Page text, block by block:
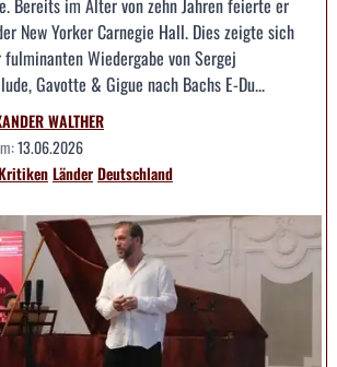
Bereits im Alter von zehn Jahren feierte er
New Yorker Carnegie Hall. Dies zeigte sich
Wiedergabe von Sergej
Gavotte & Gigue nach Bachs E-Du...
WALTHER
13.06.2026
LänderDeutschland